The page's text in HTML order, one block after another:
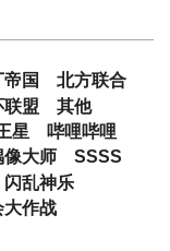
国
北方联合
联盟
其他
星
哔哩哔哩
像大师
SSSS
闪乱神乐
大作战